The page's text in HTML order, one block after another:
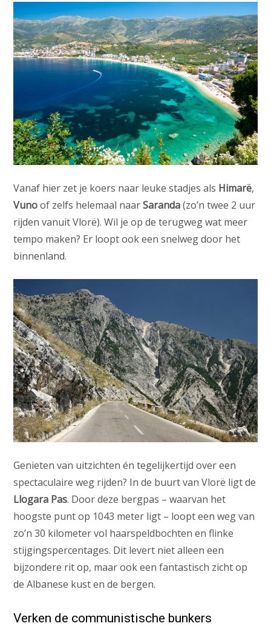
Vanaf hier zet je koers naar leuke stadjes als Himarë,
Vunoof zelfs helemaal naarSaranda(zo’n twee 2 uur
rijden vanuit Vlorë). Wil je op de terugweg wat meer
tempo maken? Er loopt ook een snelweg door het
binnenland.
Genieten van uitzichten én tegelijkertijd over een
spectaculaire weg rijden? In de buurt van Vlorë ligt de
Llogara Pas. Door deze bergpas – waarvan het
hoogste punt op 1043 meter ligt – loopt een weg van
zo’n 30 kilometer vol haarspeldbochten en flinke
stijgingspercentages. Dit levert niet alleen een
bijzondere rit op, maar ook een fantastisch zicht op
de Albanese kust en de bergen.
Verken de communistische bunkers